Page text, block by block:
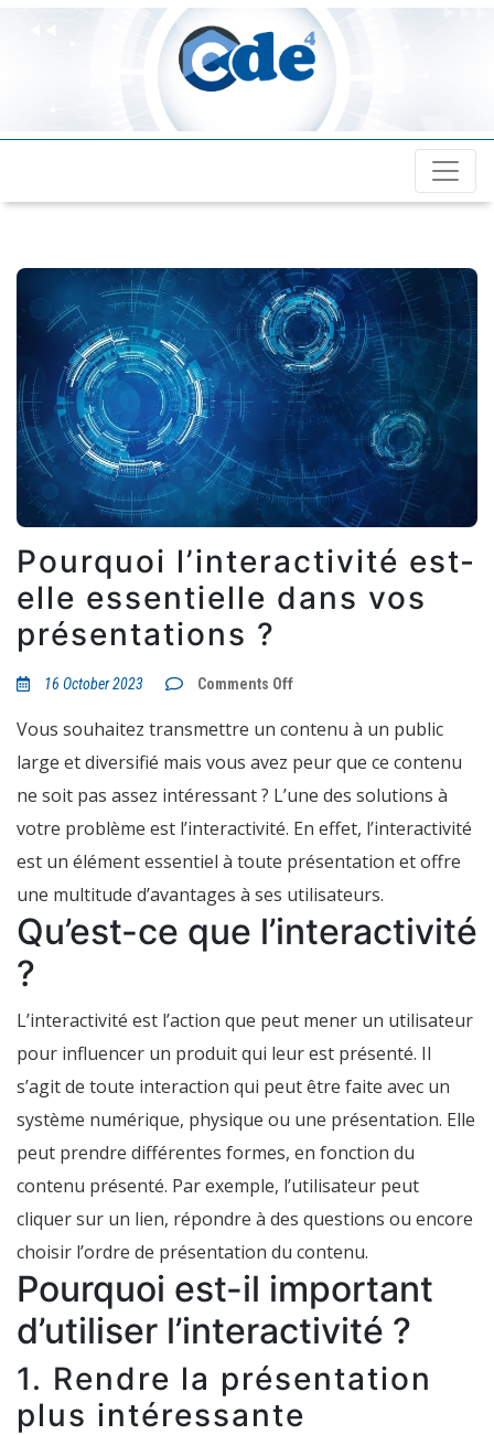
Cde4.com
Pourquoi l’interactivité est-
elle essentielle dans vos
présentations ?
16 October 2023 Comments Offon
est-
essentielle
vos
présentations
?
Vous souhaitez transmettre un contenu à un public
large et diversifié mais vous avez peur que ce contenu
ne soit pas assez intéressant ? L’une des solutions à
votre problème est l’interactivité. En effet, l’interactivité
est un élément essentiel à toute présentation et offre
une multitude d’avantages à ses utilisateurs.
Qu’est-ce que l’interactivité
?
L’interactivité est l’action que peut mener un utilisateur
pour influencer un produit qui leur est présenté. Il
s’agit de toute interaction qui peut être faite avec un
système numérique, physique ou une présentation. Elle
peut prendre différentes formes, en fonction du
contenu présenté. Par exemple, l’utilisateur peut
cliquer sur un lien, répondre à des questions ou encore
choisir l’ordre de présentation du contenu.
Pourquoi est-il important
d’utiliser l’interactivité ?
1. Rendre la présentation
plus intéressante